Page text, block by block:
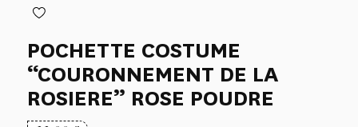
POCHETTE COSTUME
“COURONNEMENT DE LA
ROSIERE” ROSE POUDRE